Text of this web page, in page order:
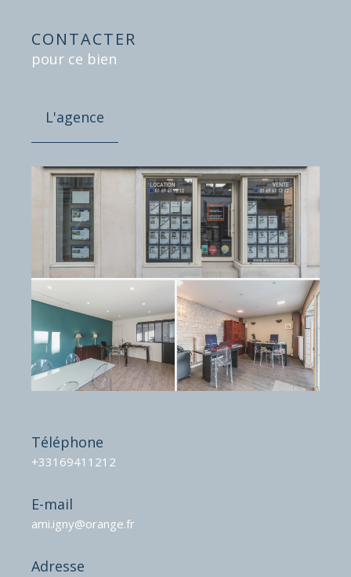
CONTACTER
pour ce bien
L'agence
Téléphone
+33169411212
E-mail
ami.igny@orange.fr
Adresse